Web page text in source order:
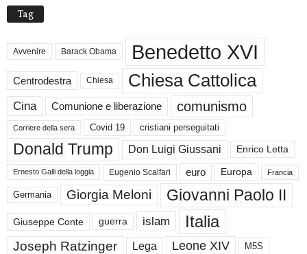
Tag
Avvenire Barack Obama Benedetto XVI
Centrodestra Chiesa Chiesa Cattolica
Cina Comunione e liberazione comunismo
Corriere della sera Covid 19 cristiani perseguitati
Donald Trump Don Luigi Giussani Enrico Letta
Ernesto Galli della loggia Eugenio Scalfari euro Europa Francia
Germania Giorgia Meloni Giovanni Paolo II
Giuseppe Conte guerra islam Italia
Joseph Ratzinger Lega Leone XIV M5S